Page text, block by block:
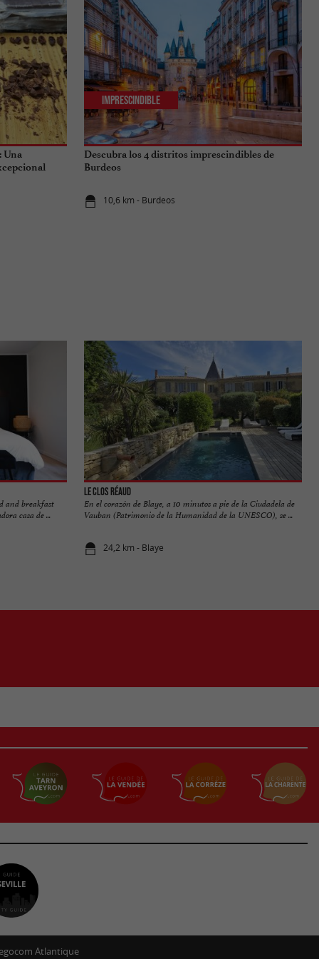
Una
Descubra los 4 distritos imprescindibles de
Burdeos
10,6 km - Burdeos
Imprescindible
and breakfast
casa de ...
Le Clos Réaud
En el corazón de Blaye, a 10 minutos a pie de la Ciudadela de
Vauban (Patrimonio de la Humanidad de la UNESCO), se ...
24,2 km - Blaye
Atlantique